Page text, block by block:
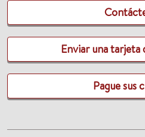
Enviar una
Pague sus